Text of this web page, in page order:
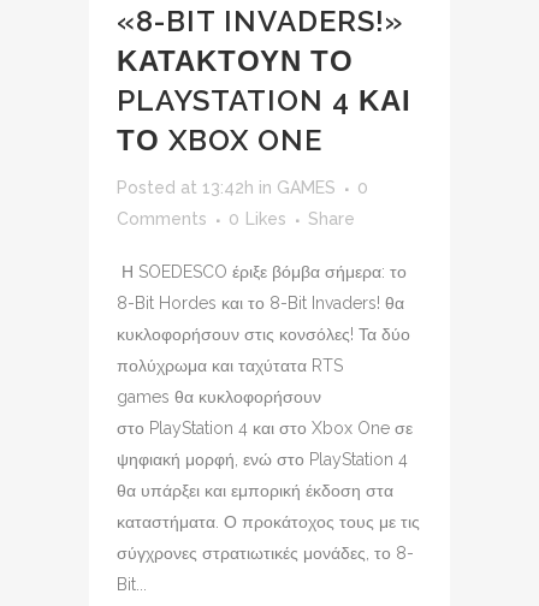
«8-BIT INVADERS!»
ΚΑΤΑΚΤΟΥΝ ΤΟ
PLAYSTATION 4 ΚΑΙ
ΤΟ XBOX ONE
Posted at 13:42h in GAMES
0
Comments
0 Likes Share
Η SOEDESCO έριξε βόμβα σήμερα: το
8-Bit Hordes και το 8-Bit Invaders! θα
κυκλοφορήσουν στις κονσόλες! Τα δύο
πολύχρωμα και ταχύτατα RTS
games θα κυκλοφορήσουν
στο PlayStation 4 και στο Xbox One σε
ψηφιακή μορφή, ενώ στο PlayStation 4
θα υπάρξει και εμπορική έκδοση στα
καταστήματα. Ο προκάτοχος τους με τις
σύγχρονες στρατιωτικές μονάδες, το 8-
Bit...